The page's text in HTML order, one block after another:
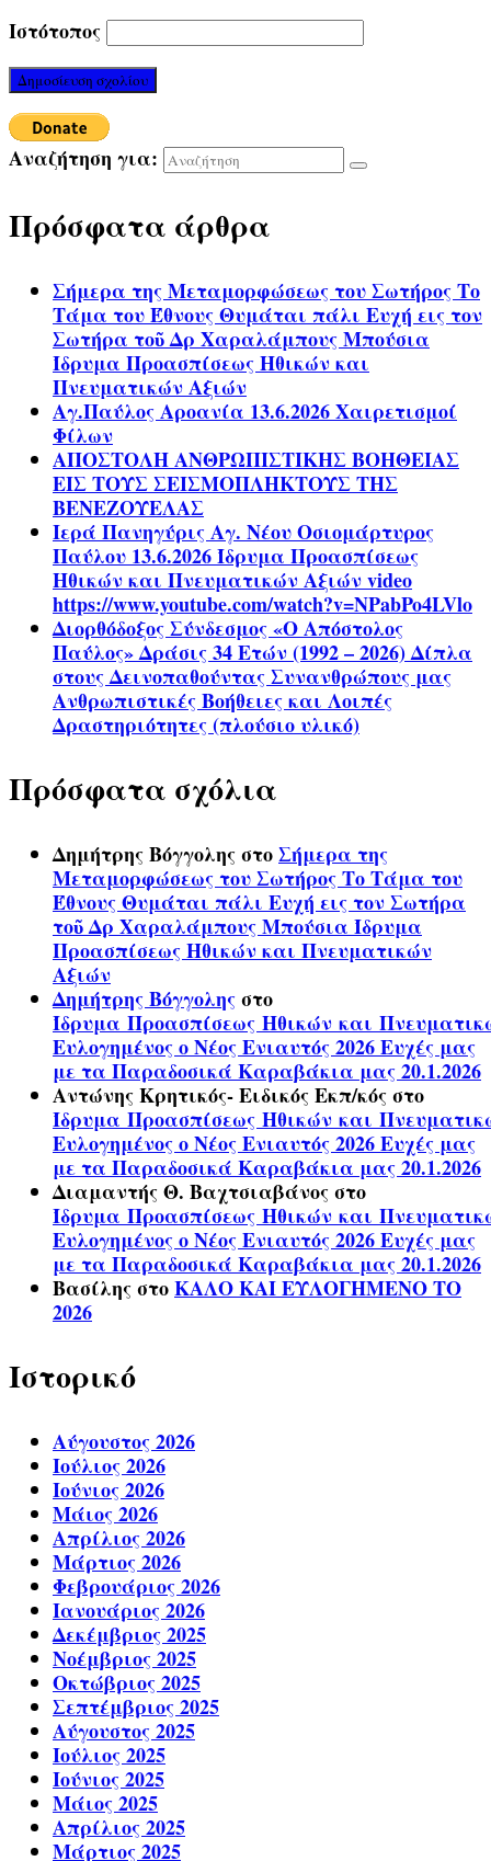
Ιστότοπος
Αναζήτηση για:
Πρόσφατα άρθρα
Σήμερα της Μεταμορφώσεως του Σωτήρος Το
Τάμα του Έθνους Θυμάται πάλι Ευχή εις τον
Σωτήρα τοῦ Δρ Χαραλάμπους Μπούσια
Ίδρυμα Προασπίσεως Ηθικών και
Πνευματικών Αξιών
Αγ.Παύλος Αροανία 13.6.2026 Χαιρετισμοί
Φίλων
ΑΠΟΣΤΟΛΗ ΑΝΘΡΩΠΙΣΤΙΚΗΣ ΒΟΗΘΕΙΑΣ
ΕΙΣ ΤΟΥΣ ΣΕΙΣΜΟΠΛΗΚΤΟΥΣ ΤΗΣ
ΒΕΝΕΖΟΥΕΛΑΣ
Ιερά Πανηγύρις Αγ. Νέου Οσιομάρτυρος
Παύλου 13.6.2026 Ίδρυμα Προασπίσεως
Ηθικών και Πνευματικών Αξιών video
https://www.youtube.com/watch?v=NPabPo4LVlo
Διορθόδοξος Σύνδεσμος «Ο Απόστολος
Παύλος» Δράσις 34 Ετών (1992 – 2026) Δίπλα
στους Δεινοπαθούντας Συνανθρώπους μας
Ανθρωπιστικές Βοήθειες και Λοιπές
Δραστηριότητες (πλούσιο υλικό)
Πρόσφατα σχόλια
Δημήτρης ΒόγγοληςστοΣήμερα της
Μεταμορφώσεως του Σωτήρος Το Τάμα του
Έθνους Θυμάται πάλι Ευχή εις τον Σωτήρα
τοῦ Δρ Χαραλάμπους Μπούσια Ίδρυμα
Προασπίσεως Ηθικών και Πνευματικών
Αξιών
Δημήτρης Βόγγοληςστο
Ίδρυμα Προασπίσεως Ηθικών και
Ευλογημένος ο Νέος Ενιαυτός 2026 Ευχές μας
με τα Παραδοσικά Καραβάκια μας 20.1.2026
Αντώνης Κρητικός- Ειδικός Εκπ/κόςστο
Ίδρυμα Προασπίσεως Ηθικών και
Ευλογημένος ο Νέος Ενιαυτός 2026 Ευχές μας
με τα Παραδοσικά Καραβάκια μας 20.1.2026
Διαμαντής Θ. Βαχτσιαβάνοςστο
Ίδρυμα Προασπίσεως Ηθικών και
Ευλογημένος ο Νέος Ενιαυτός 2026 Ευχές μας
με τα Παραδοσικά Καραβάκια μας 20.1.2026
ΒασίληςστοΚΑΛΟ ΚΑΙ ΕΥΛΟΓΗΜΕΝΟ ΤΟ
2026
Ιστορικό
Αύγουστος 2026
Ιούλιος 2026
Ιούνιος 2026
Μάιος 2026
Απρίλιος 2026
Μάρτιος 2026
Φεβρουάριος 2026
Ιανουάριος 2026
Δεκέμβριος 2025
Νοέμβριος 2025
Οκτώβριος 2025
Σεπτέμβριος 2025
Αύγουστος 2025
Ιούλιος 2025
Ιούνιος 2025
Μάιος 2025
Απρίλιος 2025
Μάρτιος 2025